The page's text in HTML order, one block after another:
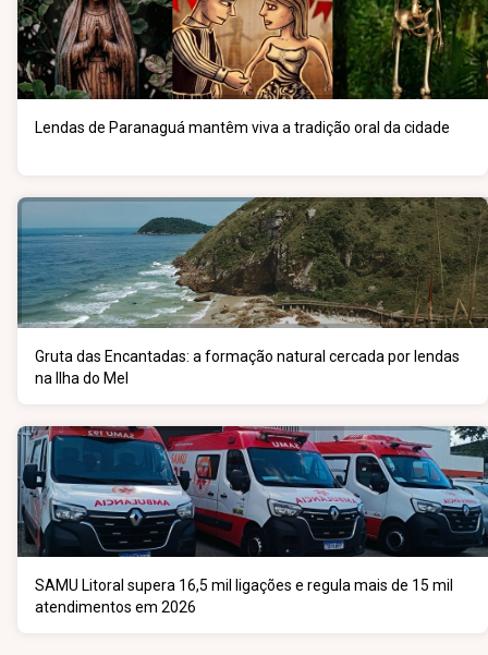
Lendas de Paranaguá mantêm viva a tradição oral da cidade
Gruta das Encantadas: a formação natural cercada por lendas
na Ilha do Mel
SAMU Litoral supera 16,5 mil ligações e regula mais de 15 mil
atendimentos em 2026